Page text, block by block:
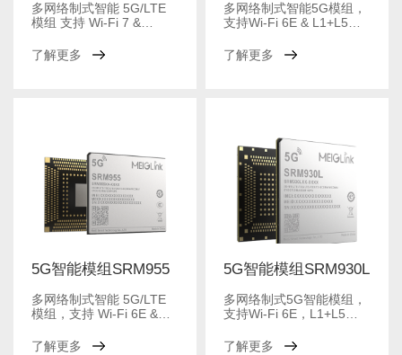
多网络制式智能 5G/LTE
模组 支持 Wi-Fi 7 &
了解更多
多网络制式智能5G模组，
支持Wi-Fi 6E & L1+L5
了解更多
5G智能模组SRM955
多网络制式智能 5G/LTE
模组，支持 Wi-Fi 6E &
了解更多
5G智能模组SRM930L
多网络制式5G智能模组，
支持Wi-Fi 6E，L1+L5
了解更多